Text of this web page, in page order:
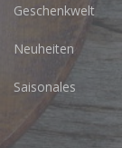
Geschenkwelt
Neuheiten
Saisonales